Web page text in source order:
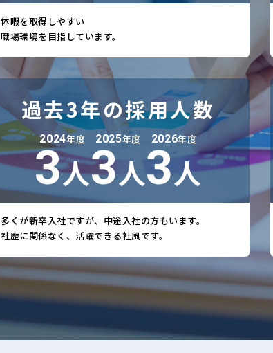
休暇を取得しやすい
職場環境を目指しています。
過去3年の採用人数
2024年度
6人
2025年度
6人
2026年度
6人
多くが新卒入社ですが、中途入社の方もいます。
社歴に関係なく、活躍できる社風です。